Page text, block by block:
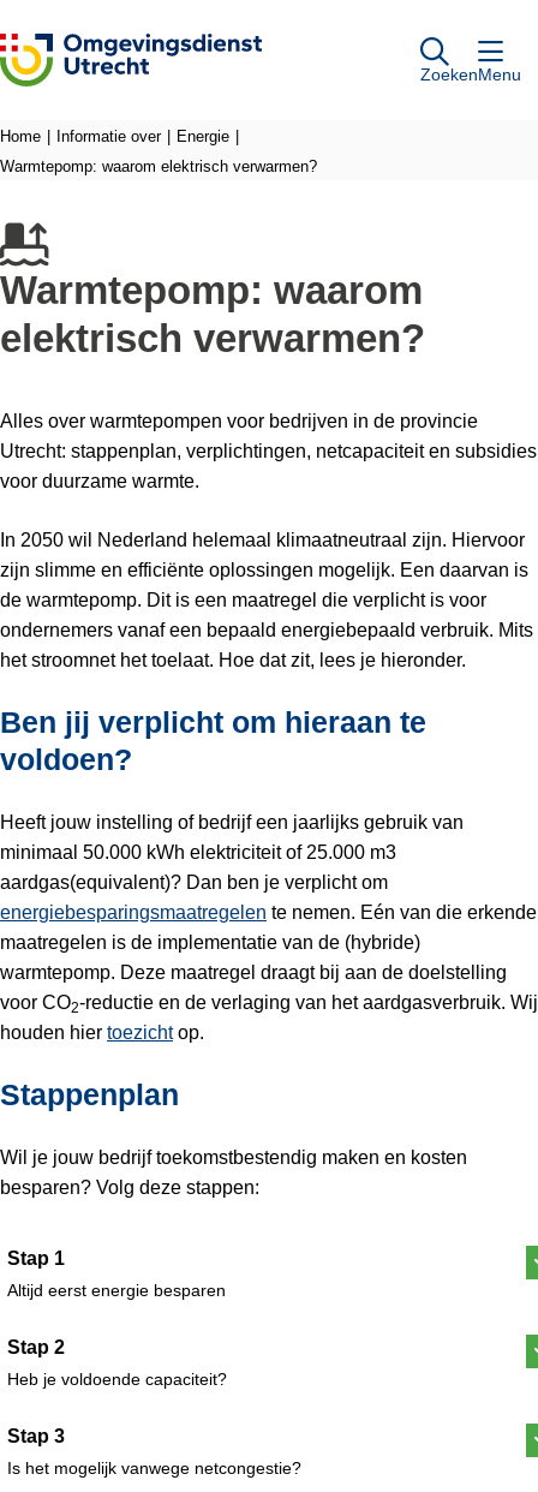
ZoekenMenu
Home Informatie over
Energie
Warmtepomp: waarom elektrisch verwarmen?
Warmtepomp: waarom
elektrisch verwarmen?
Alles over warmtepompen voor bedrijven in de provincie
Utrecht: stappenplan, verplichtingen, netcapaciteit en subsidies
voor duurzame warmte.
In 2050 wil Nederland helemaal klimaatneutraal zijn. Hiervoor
zijn slimme en efficiënte oplossingen mogelijk. Een daarvan is
de warmtepomp. Dit is een maatregel die verplicht is voor
ondernemers vanaf een bepaald energiebepaald verbruik. Mits
het stroomnet het toelaat. Hoe dat zit, lees je hieronder.
Ben jij verplicht om hieraan te
voldoen?
Heeft jouw instelling of bedrijf een jaarlijks gebruik van
minimaal 50.000 kWh elektriciteit of 25.000 m3
aardgas(equivalent)? Dan ben je verplicht om
energiebesparingsmaatregelen te nemen. Eén van die erkende
maatregelen is de implementatie van de (hybride)
warmtepomp. Deze maatregel draagt bij aan de doelstelling
voor CO2-reductie en de verlaging van het aardgasverbruik. Wij
houden hier toezichtop.
Stappenplan
Wil je jouw bedrijf toekomstbestendig maken en kosten
besparen? Volg deze stappen:
Stap 1
Altijd eerst energie besparen
Stap 2
Heb je voldoende capaciteit?
Stap 3
Is het mogelijk vanwege netcongestie?